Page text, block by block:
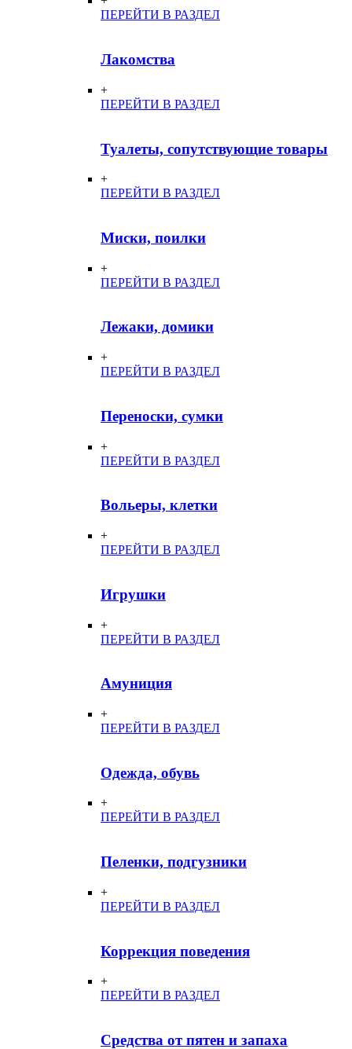
ПЕРЕЙТИ В РАЗДЕЛ
Лакомства
+
ПЕРЕЙТИ В РАЗДЕЛ
Туалеты, сопутствующие товары
+
ПЕРЕЙТИ В РАЗДЕЛ
Миски, поилки
+
ПЕРЕЙТИ В РАЗДЕЛ
Лежаки, домики
+
ПЕРЕЙТИ В РАЗДЕЛ
Переноски, сумки
+
ПЕРЕЙТИ В РАЗДЕЛ
Вольеры, клетки
+
ПЕРЕЙТИ В РАЗДЕЛ
Игрушки
+
ПЕРЕЙТИ В РАЗДЕЛ
Амуниция
+
ПЕРЕЙТИ В РАЗДЕЛ
Одежда, обувь
+
ПЕРЕЙТИ В РАЗДЕЛ
Пеленки, подгузники
+
ПЕРЕЙТИ В РАЗДЕЛ
Коррекция поведения
+
ПЕРЕЙТИ В РАЗДЕЛ
Средства от пятен и запаха